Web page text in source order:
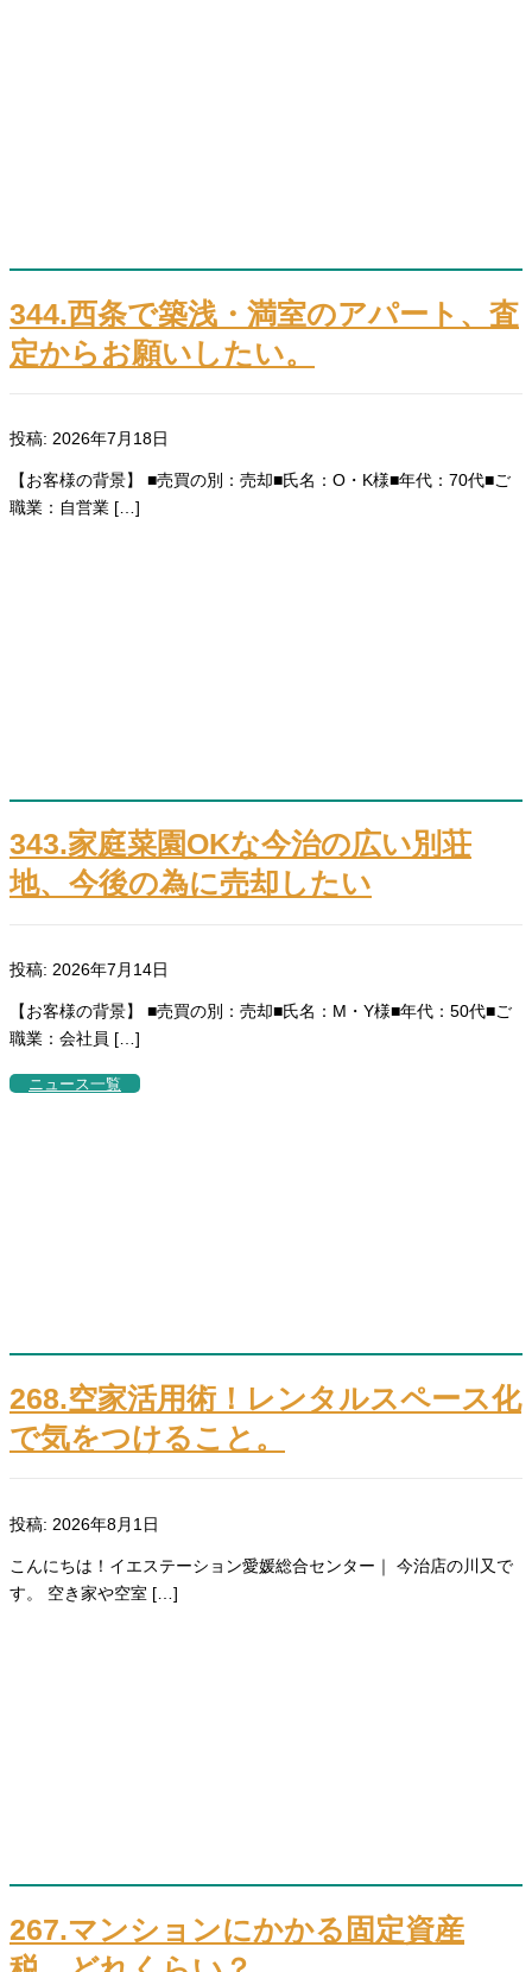
344.西条で築浅・満室のアパート、査
定からお願いしたい。
投稿: 2026年7月18日
【お客様の背景】 ■売買の別：売却■氏名：O・K様■年代：70代■ご
職業：自営業 […]
343.家庭菜園OKな今治の広い別荘
地、今後の為に売却したい
投稿: 2026年7月14日
【お客様の背景】 ■売買の別：売却■氏名：M・Y様■年代：50代■ご
職業：会社員 […]
ニュース一覧
268.空家活用術！レンタルスペース化
で気をつけること。
投稿: 2026年8月1日
こんにちは！イエステーション愛媛総合センター｜ 今治店の川又で
す。 空き家や空室 […]
267.マンションにかかる固定資産